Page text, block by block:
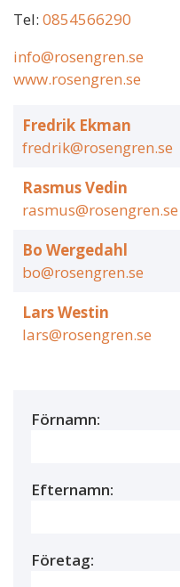
Tel: 0854566290
info@rosengren.se
www.rosengren.se
Fredrik Ekman
fredrik@rosengren.se
Rasmus Vedin
rasmus@rosengren.se
Bo Wergedahl
bo@rosengren.se
Lars Westin
lars@rosengren.se
Förnamn:
Efternamn:
Företag: